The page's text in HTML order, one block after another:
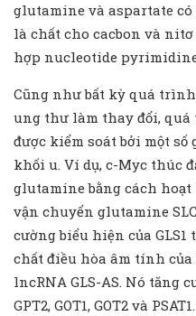
glutamine và aspartate
là chất cho cacbon và
hợp nucleotide
Cũng như bất kỳ quá
ung thư làm thay đổi,
được kiểm soát bởi một
khối u. Ví dụ, c-Myc thúc
glutamine bằng cách hoạt
vận chuyển glutamine
cường biểu hiện của
chất điều hòa âm tính của
lncRNA GLS-AS. Nó tăng
GPT2, GOT1, GOT2 và